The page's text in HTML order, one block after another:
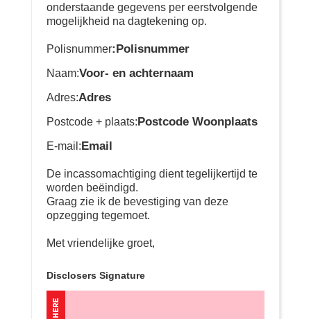
onderstaande gegevens per eerstvolgende
mogelijkheid na dagtekening op.
Polisnummer:Polisnummer
Naam:Voor- en achternaam
Adres:Adres
Postcode + plaats:Postcode Woonplaats
E-mail:Email
De incassomachtiging dient tegelijkertijd te
worden beëindigd.
Graag zie ik de bevestiging van deze
opzegging tegemoet.
Met vriendelijke groet,
Disclosers Signature